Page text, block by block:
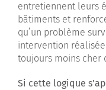
entretiennent leurs
bâtiments et
qu’un problème
intervention
toujours moins cher
Si cette logique